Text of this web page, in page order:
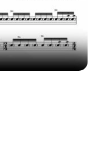
menu
menu